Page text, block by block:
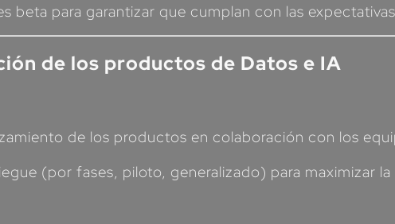
beta para garantizar que cumplan con las
de los productos de Datos e IA
de los productos en colaboración con los
(por fases, piloto, generalizado) para maximizar